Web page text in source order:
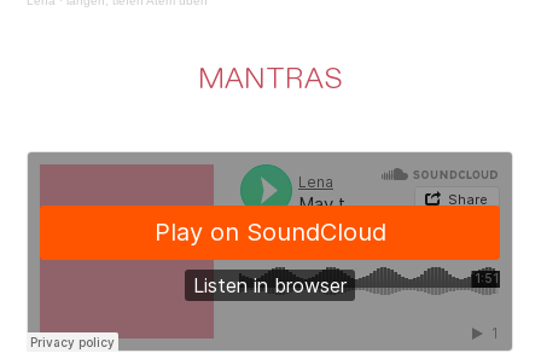
MANTRAS